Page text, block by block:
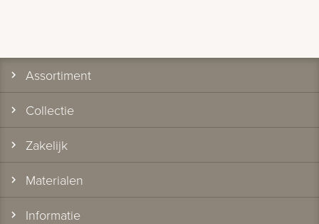
Assortiment
Collectie
Zakelijk
Materialen
Informatie